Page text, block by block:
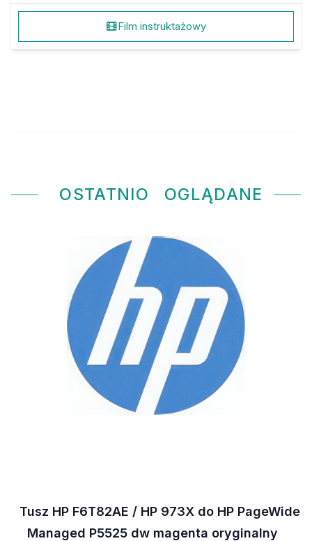
Film instruktażowy
OSTATNIO OGLĄDANE
Tusz HP F6T82AE / HP 973X do HP PageWide
Managed P5525 dw magenta oryginalny